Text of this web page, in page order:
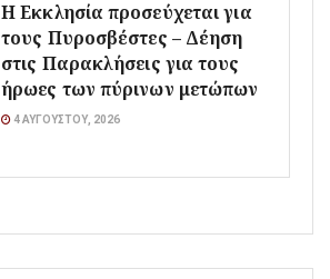
Η Εκκλησία προσεύχεται για
τους Πυροσβέστες – Δέηση
στις Παρακλήσεις για τους
ήρωες των πύρινων μετώπων
4 ΑΥΓΟΎΣΤΟΥ, 2026